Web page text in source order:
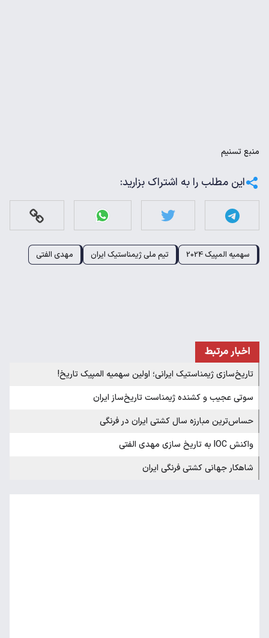
منبعتسنیم
این مطلب را به اشتراک بزارید:
سهمیه المپیک 2024 تیم ملی ژیمناستیک ایران مهدی الفتی
اخبار مرتبط
تاریخ‌سازی ژیمناستیک ایرانی؛ اولین سهمیه المپیک تاریخ!
سوتی عجیب و کشنده ژیمناست تاریخ‌ساز ایران
حساس‌ترین مبارزه سال کشتی ایران در فرنگی
واکنش IOC به تاریخ سازی مهدی الفتی
شاهکار جهانی کشتی فرنگی ایران